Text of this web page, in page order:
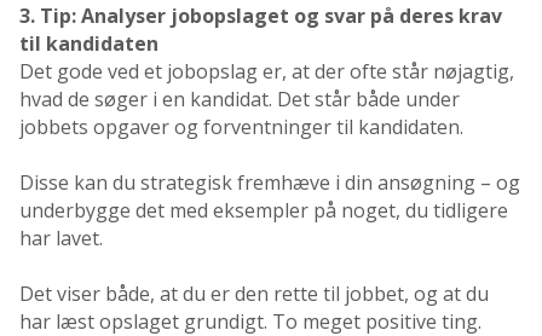
3. Tip: Analyser jobopslaget og svar på deres krav
til kandidaten
Det gode ved et jobopslag er, at der ofte står nøjagtig,
hvad de søger i en kandidat. Det står både under
jobbets opgaver og forventninger til kandidaten.
Disse kan du strategisk fremhæve i din ansøgning – og
underbygge det med eksempler på noget, du tidligere
har lavet.
Det viser både, at du er den rette til jobbet, og at du
har læst opslaget grundigt. To meget positive ting.